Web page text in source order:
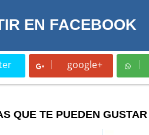
EN FACEBOOK
google+
QUE TE PUEDEN GUSTAR